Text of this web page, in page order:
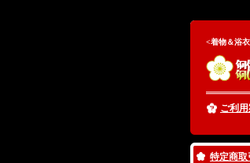
<着物＆浴
ご利
特定商取